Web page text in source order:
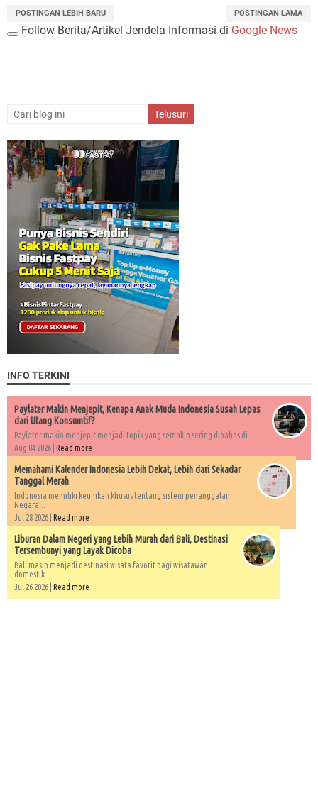
POSTINGAN LEBIH BARU POSTINGAN LAMA
Follow Berita/Artikel Jendela Informasi di Google News
INFO TERKINI
Paylater Makin Menjepit, Kenapa Anak Muda Indonesia Susah Lepas
dari Utang Konsumtif?
Paylater makin menjepit menjadi topik yang semakin sering dibahas di...
Aug 04 2026 | Read more
Memahami Kalender Indonesia Lebih Dekat, Lebih dari Sekadar
Tanggal Merah
Indonesia memiliki keunikan khusus tentang sistem penanggalan.
Negara...
Jul 28 2026 | Read more
Liburan Dalam Negeri yang Lebih Murah dari Bali, Destinasi
Tersembunyi yang Layak Dicoba
Bali masih menjadi destinasi wisata favorit bagi wisatawan
domestik...
Jul 26 2026 | Read more